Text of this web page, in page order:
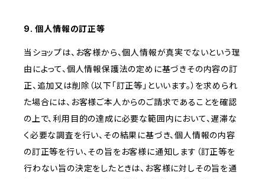
9. 個人情報の訂正等
当ショップは、お客様から、個人情報が真実でないという理
由によって、個人情報保護法の定めに基づきその内容の訂
正、追加又は削除（以下「訂正等」といいます。）を求められ
た場合には、お客様ご本人からのご請求であることを確認
の上で、利用目的の達成に必要な範囲内において、遅滞な
く必要な調査を行い、その結果に基づき、個人情報の内容
の訂正等を行い、その旨をお客様に通知します（訂正等を
行わない旨の決定をしたときは、お客様に対しその旨を通